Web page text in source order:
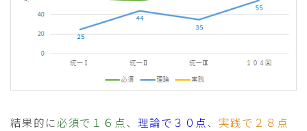
結果的に必須で１６点、 理論で３０点、 実践で２８点